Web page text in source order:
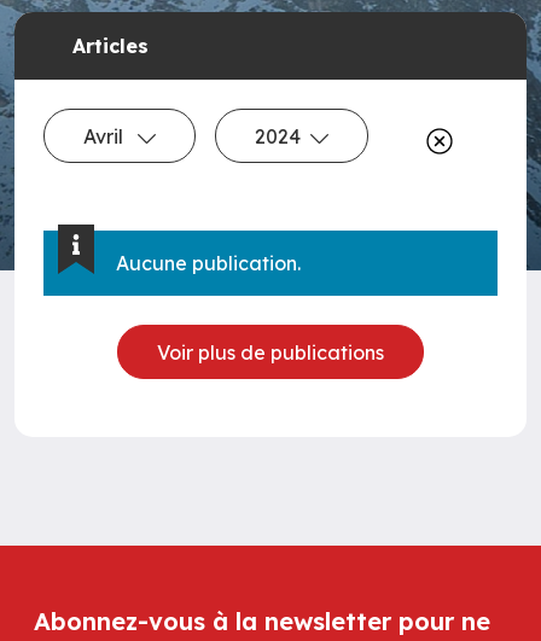
Articles
Avril 2024
Aucune publication.
Voir plus de publications
Abonnez-vous à la newsletter pour ne